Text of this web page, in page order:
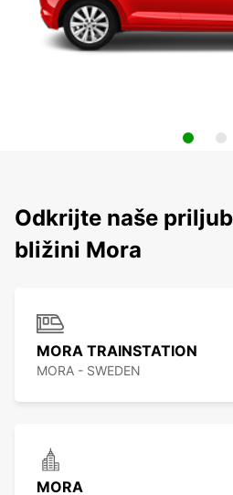
Odkrijte naše
bližini Mora
MORA TRAINSTATION
MORA - SWEDEN
MORA